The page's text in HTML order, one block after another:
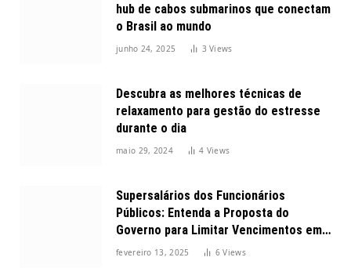
hub de cabos submarinos que conectam
o Brasil ao mundo
junho 24, 2025 3Views
Descubra as melhores técnicas de
relaxamento para gestão do estresse
durante o dia
maio 29, 2024 4 Views
Supersalários dos Funcionários
Públicos: Entenda a Proposta do
Governo para Limitar Vencimentos em
2025
fevereiro 13, 2025 6Views